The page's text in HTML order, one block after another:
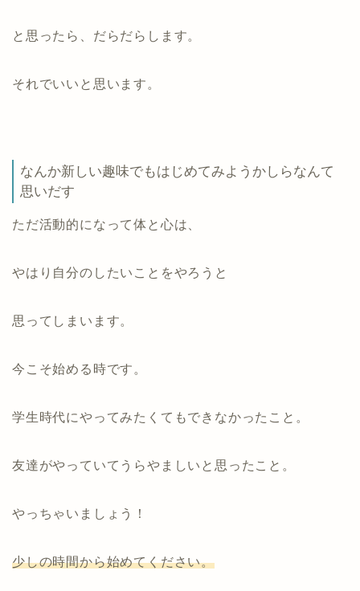
と思ったら、だらだらします。
それでいいと思います。
なんか新しい趣味でもはじめてみようかしらなんて
思いだす
ただ活動的になって体と心は、
やはり自分のしたいことをやろうと
思ってしまいます。
今こそ始める時です。
学生時代にやってみたくてもできなかったこと。
友達がやっていてうらやましいと思ったこと。
やっちゃいましょう！
少しの時間から始めてください。